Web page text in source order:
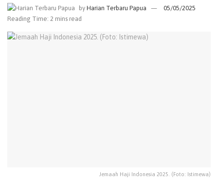
by Harian Terbaru Papua
05/05/2025
Reading Time: 2 mins read
Jemaah Haji Indonesia 2025. (Foto: Istimewa)